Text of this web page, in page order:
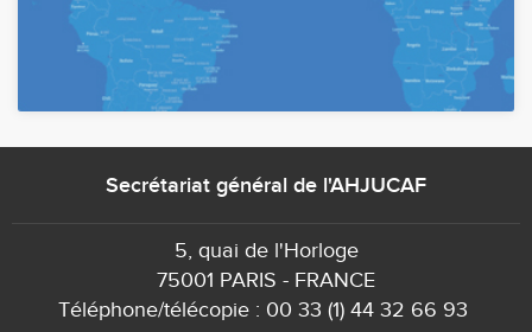
Secrétariat général de l'AHJUCAF
5, quai de l'Horloge
75001 PARIS - FRANCE
Téléphone/télécopie : 00 33 (1) 44 32 66 93